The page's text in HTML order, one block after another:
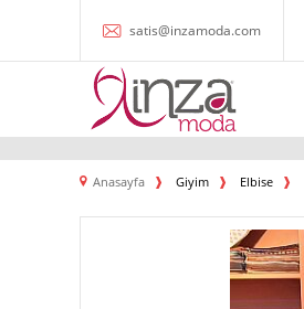
satis@inzamoda.com
Anasayfa Giyim Elbise